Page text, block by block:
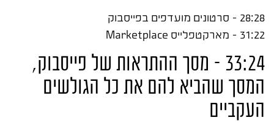
28:28 – סרטונים מועדפים בפייסבוק
31:22 – מארקטפלייס Marketplace
33:24 – מסך ההתראות של פייסבוק,
המסך שהביא להם את כל הגולשים
העקביים